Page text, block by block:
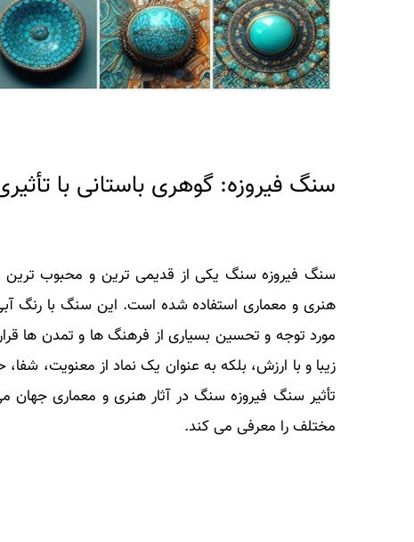
سنگ فیروزه: گوهری باستانی با
سنگ فیروزه سنگ یکی از قدیمی ترین و محبوب ترین
هنری و معماری استفاده شده است. این سنگ با رنگ
مورد توجه و تحسین بسیاری از فرهنگ ها و تمدن ها
زیبا و با ارزش، بلکه به عنوان یک نماد از معنویت،
تأثیر سنگ فیروزه سنگ در آثار هنری و معماری جهان
مختلف را معرفی می کند.